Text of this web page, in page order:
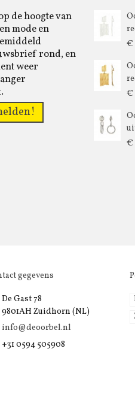
de hoogte van
mode en
rond, en
weer
€
€
€
gegevens
De Gast 78
9801AH Zuidhorn (NL)
info@deoorbel.nl
+31 0594 505908